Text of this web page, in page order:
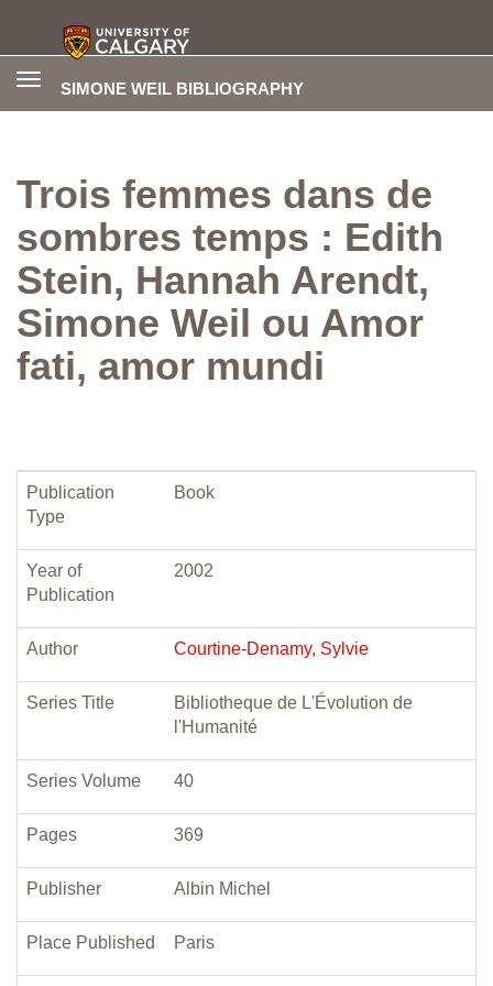
SIMONE WEIL BIBLIOGRAPHY
Toggle
Trois femmes dans de
sombres temps : Edith
Stein, Hannah Arendt,
Simone Weil ou Amor
fati, amor mundi
Publication
Type
Book
Year of
Publication
2002
Author Courtine-Denamy, Sylvie
Series Title
Bibliotheque de L'Évolution de
l'Humanité
Series Volume 40
Pages 369
Publisher Albin Michel
Place Published Paris